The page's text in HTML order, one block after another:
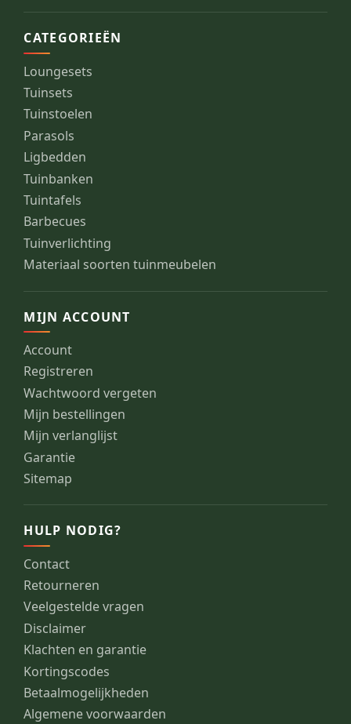
CATEGORIEËN
Loungesets
Tuinsets
Tuinstoelen
Parasols
Ligbedden
Tuinbanken
Tuintafels
Barbecues
Tuinverlichting
Materiaal soorten tuinmeubelen
MIJN ACCOUNT
Account
Registreren
Wachtwoord vergeten
Mijn bestellingen
Mijn verlanglijst
Garantie
Sitemap
HULP NODIG?
Contact
Retourneren
Veelgestelde vragen
Disclaimer
Klachten en garantie
Kortingscodes
Betaalmogelijkheden
Algemene voorwaarden